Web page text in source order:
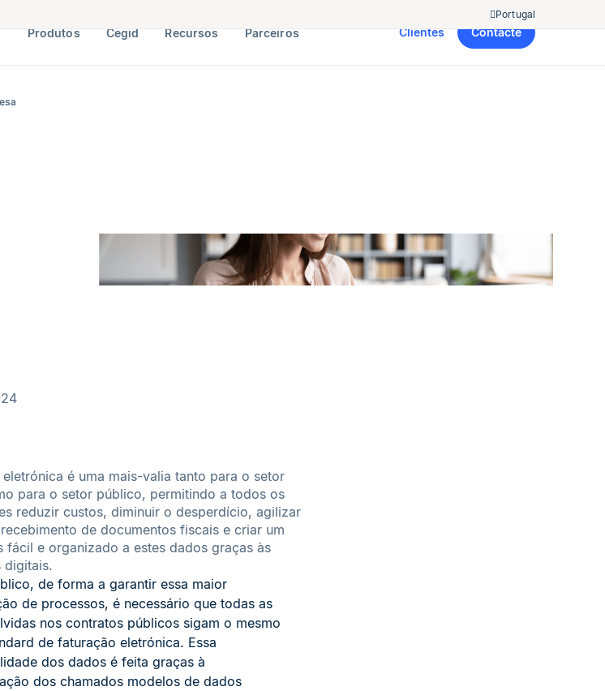
Portugal
Produtos Cegid Recursos Parceiros Clientes Contacte
é uma mais-valia tanto para o setor
para o setor público, permitindo a todos os
reduzir custos, diminuir o desperdício, agilizar
de documentos fiscais e criar um
fácil e organizado a estes dados graças às
digitais.
de forma a garantir essa maior
de processos, é necessário que todas as
nos contratos públicos sigam o mesmo
de faturação eletrónica. Essa
dos dados é feita graças à
dos chamados modelos de dados